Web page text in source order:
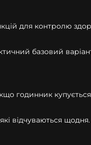
для контролю
базовий
годинник купується
відчуваються